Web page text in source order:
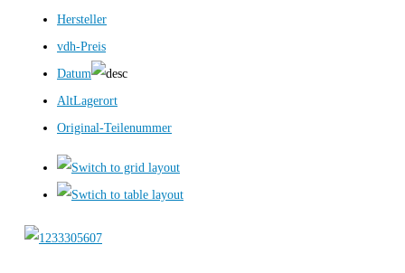
Hersteller
vdh-Preis
Datum
AltLagerort
Original-Teilenummer